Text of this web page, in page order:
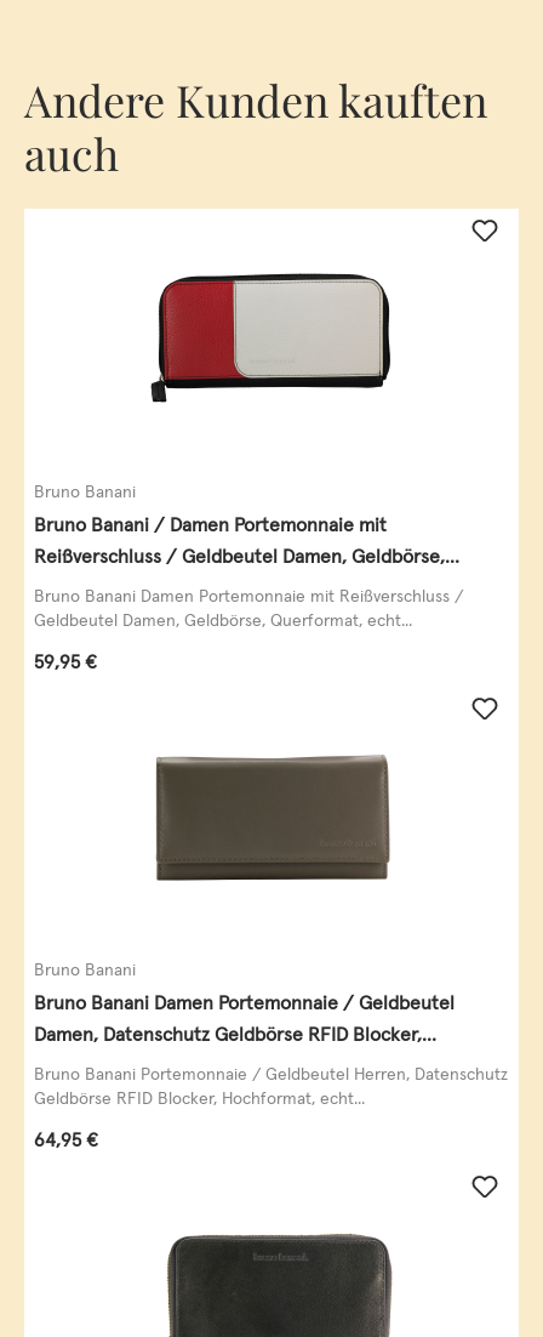
Andere Kunden kauften
auch
Bruno Banani
Bruno Banani / Damen Portemonnaie mit
Reißverschluss / Geldbeutel Damen, Geldbörse,
Querformat, echt Leder, black/white/red
Bruno Banani Damen Portemonnaie mit Reißverschluss /
Geldbeutel Damen, Geldbörse, Querformat, echt...
Regulärer Preis:
59,95 €
Bruno Banani
Bruno Banani Damen Portemonnaie / Geldbeutel
Damen, Datenschutz Geldbörse RFID Blocker,
Querformat, echt Leder, taupe
Bruno Banani Portemonnaie / Geldbeutel Herren, Datenschutz
Geldbörse RFID Blocker, Hochformat, echt...
Regulärer Preis:
64,95 €